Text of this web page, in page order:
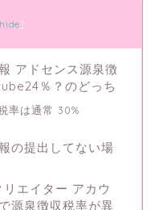
hide]
アドセンス源泉徴
％？のどっち
率は通常 30%
の提出してない場
エイター アカウ
源泉徴収税率が異